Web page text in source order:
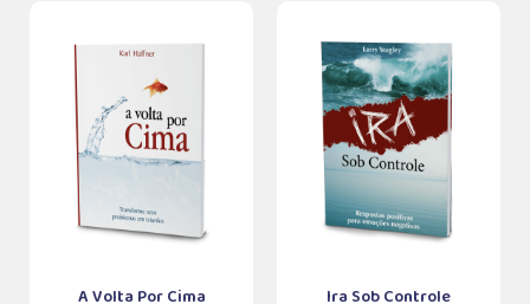
A Volta Por Cima Ira Sob Controle